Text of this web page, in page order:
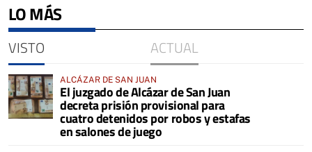
LO MÁS
VISTO ACTUAL
ALCÁZAR DE SAN JUAN
El juzgado de Alcázar de San Juan
decreta prisión provisional para
cuatro detenidos por robos y estafas
en salones de juego